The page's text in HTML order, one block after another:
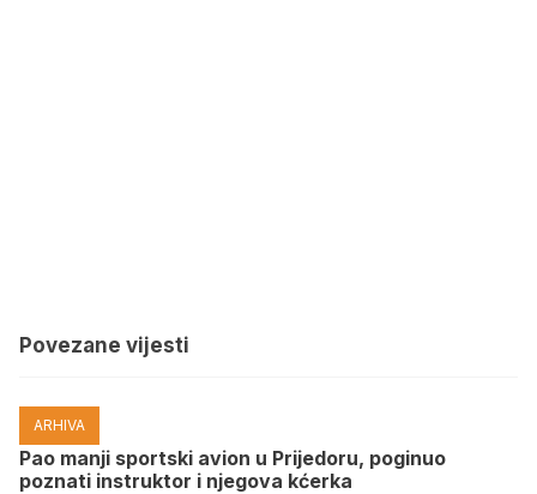
Povezane vijesti
ARHIVA
Pao manji sportski avion u Prijedoru, poginuo
poznati instruktor i njegova kćerka